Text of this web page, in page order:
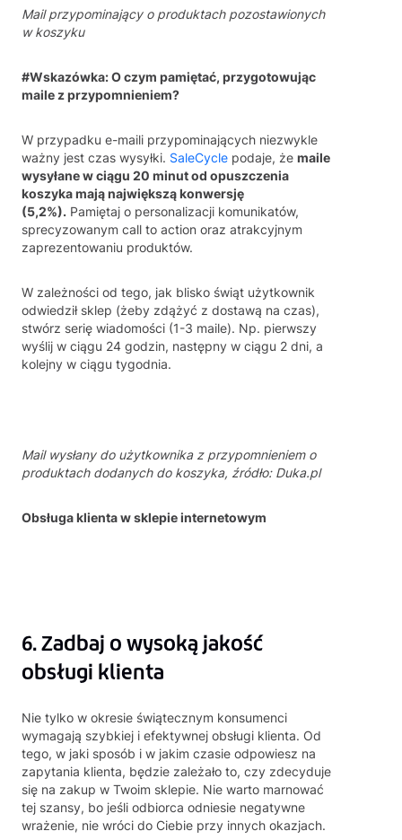
Mail przypominający o produktach pozostawionych
w koszyku
#Wskazówka: O czym pamiętać, przygotowując
maile z przypomnieniem?
W przypadku e-maili przypominających niezwykle
ważny jest czas wysyłki. SaleCycle podaje, że maile
wysyłane w ciągu 20 minut od opuszczenia
koszyka mają największą konwersję
(5,2%). Pamiętaj o personalizacji komunikatów,
sprecyzowanym call to action oraz atrakcyjnym
zaprezentowaniu produktów.
W zależności od tego, jak blisko świąt użytkownik
odwiedził sklep (żeby zdążyć z dostawą na czas),
stwórz serię wiadomości (1-3 maile). Np. pierwszy
wyślij w ciągu 24 godzin, następny w ciągu 2 dni, a
kolejny w ciągu tygodnia.
Mail wysłany do użytkownika z przypomnieniem o
produktach dodanych do koszyka, źródło: Duka.pl
Obsługa klienta w sklepie internetowym
6. Zadbaj o wysoką jakość
obsługi klienta
Nie tylko w okresie świątecznym konsumenci
wymagają szybkiej i efektywnej obsługi klienta. Od
tego, w jaki sposób i w jakim czasie odpowiesz na
zapytania klienta, będzie zależało to, czy zdecyduje
się na zakup w Twoim sklepie. Nie warto marnować
tej szansy, bo jeśli odbiorca odniesie negatywne
wrażenie, nie wróci do Ciebie przy innych okazjach.